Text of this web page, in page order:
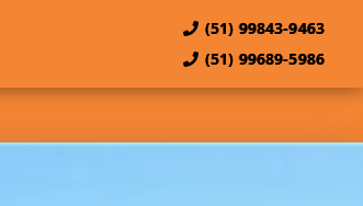
(51) 99843-9463
(51) 99689-5986